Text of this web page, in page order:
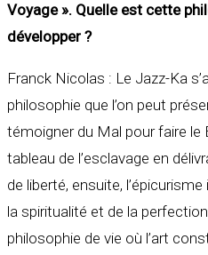
Voyage ». Quelle est cette
développer ?
Franck Nicolas : Le Jazz-Ka
philosophie que l’on peut
témoigner du Mal pour faire le
tableau de l’esclavage en
de liberté, ensuite,
la spiritualité et de la
philosophie de vie où l’art